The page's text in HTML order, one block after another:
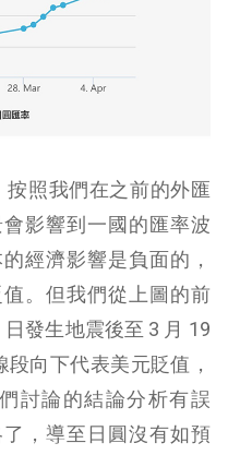
按照我們在之前的外匯
影響到一國的匯率波
經濟影響是負面的，
。但我們從上圖的前
發生地震後至 3 月 19
向下代表美元貶值，
討論的結論分析有誤
，導至日圓沒有如預